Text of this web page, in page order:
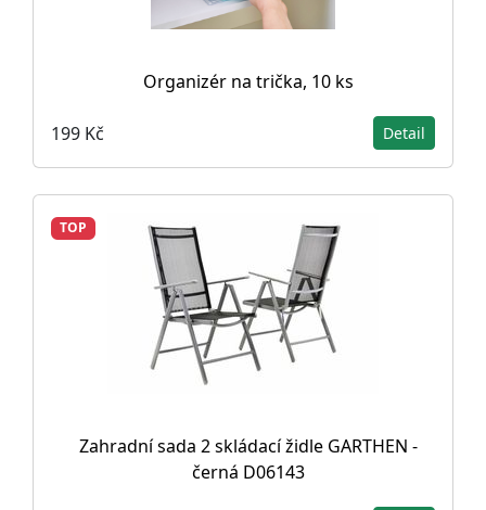
Organizér na trička, 10 ks
199 Kč Detail
TOP
Zahradní sada 2 skládací židle GARTHEN -
černá D06143